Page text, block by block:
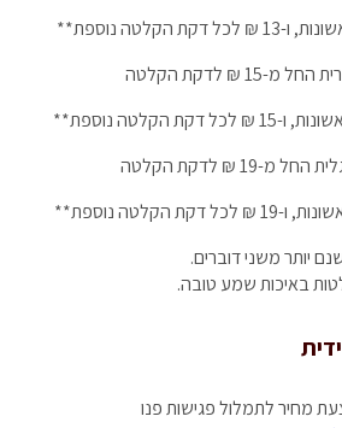
החל מ-15 ₪ לדקת הקלטה
החל מ-19 ₪ לדקת הקלטה
יותר משני דוברים.
באיכות שמע טובה.
מחיר לתמלול פגישות פנו